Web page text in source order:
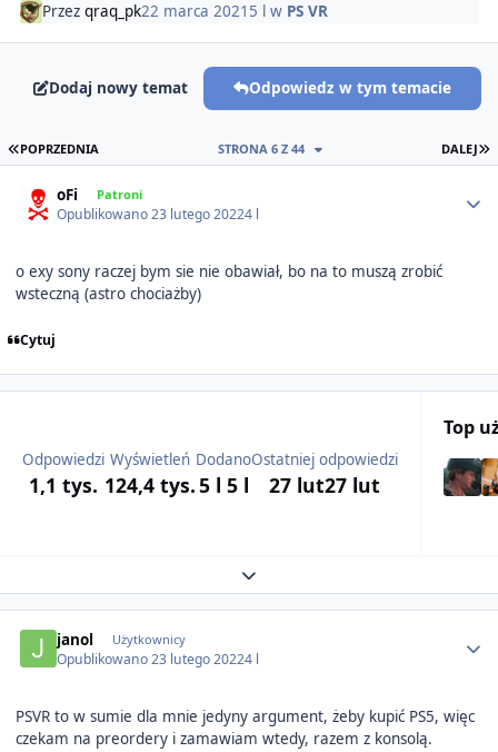
Przez qraq_pk22 marca 2021 5 l w PS VR
Dodaj nowy temat Odpowiedz w tym temacie
PIERWSZA STRONA
POPRZEDNIA DALEJ
STRONA 6 Z 44
oFi Patroni
Opublikowano23 lutego 20224 l
o exy sony raczej bym sie nie obawiał, bo na to muszą zrobić
wsteczną (astro chociażby)
Cytuj
Odpowiedzi
1,1 tys.
Wyświetleń
124,4 tys.
Dodano
5 l 5 l
Ostatniej odpowiedzi
27 lut27 lut
Top
Expand topic overview
janol Użytkownicy
Opublikowano23 lutego 20224 l
PSVR to w sumie dla mnie jedyny argument, żeby kupić PS5, więc
czekam na preordery i zamawiam wtedy, razem z konsolą.